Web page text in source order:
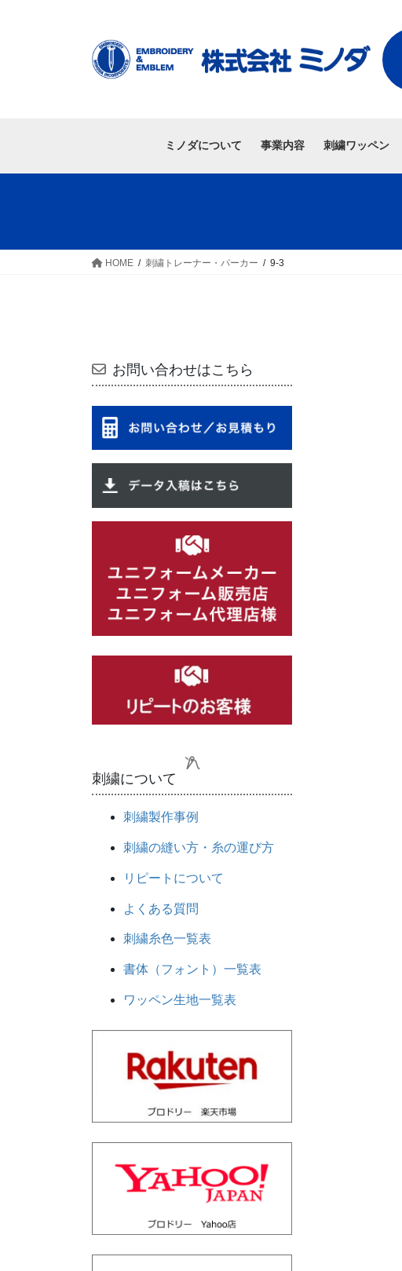
ミノダについて 事業内容 刺繍ワッペン
HOME 刺繍トレーナー・パーカー 9-3
お問い合わせはこちら
刺繍について
刺繍製作事例
刺繍の縫い方・糸の運び方
リピートについて
よくある質問
刺繍糸色一覧表
書体（フォント）一覧表
ワッペン生地一覧表